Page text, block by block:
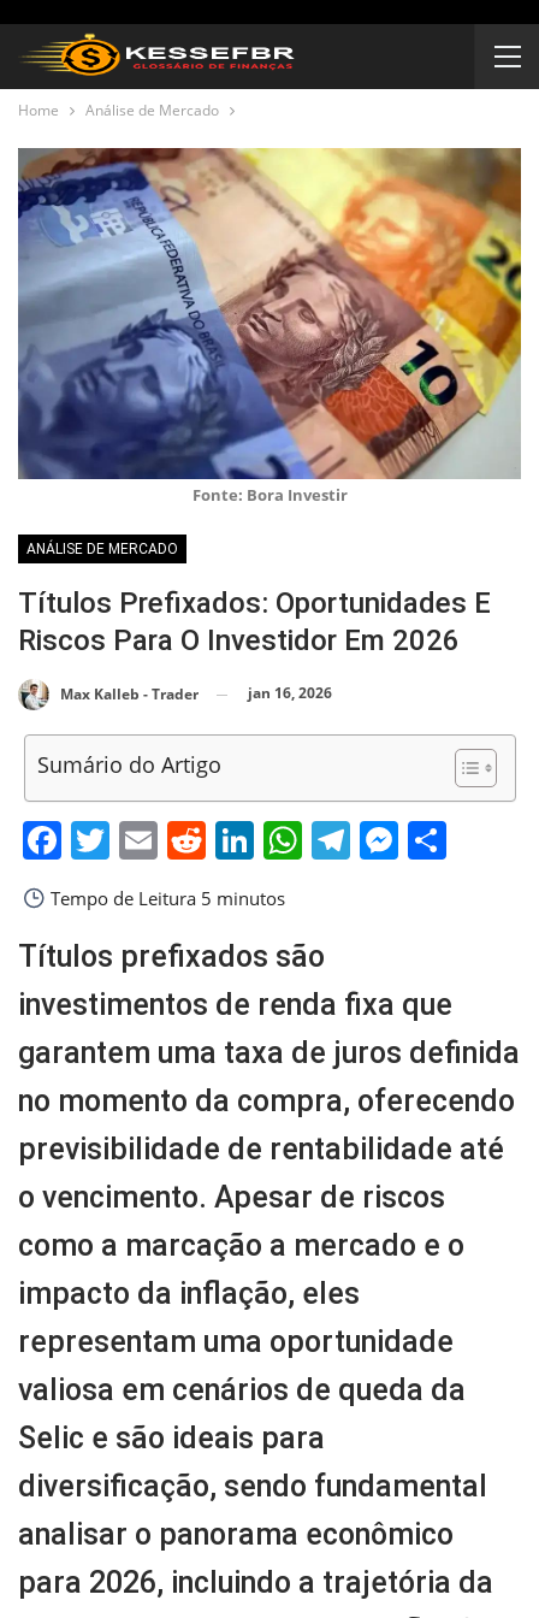
Home Análise de Mercado
Fonte: Bora Investir
ANÁLISE DE MERCADO
Títulos Prefixados: Oportunidades E
Riscos Para O Investidor Em 2026
Max Kalleb - Trader jan 16, 2026
Sumário do Artigo
Facebook
Twitter
EmailReddit
LinkedIn
WhatsApp
Telegram
Tempo de Leitura 5 minutos
Títulos prefixados são
investimentos de renda fixa que
garantem uma taxa de juros definida
no momento da compra, oferecendo
previsibilidade de rentabilidade até
o vencimento. Apesar de riscos
como a marcação a mercado e o
impacto da inflação, eles
representam uma oportunidade
valiosa em cenários de queda da
Selic e são ideais para
diversificação, sendo fundamental
analisar o panorama econômico
para 2026, incluindo a trajetória da